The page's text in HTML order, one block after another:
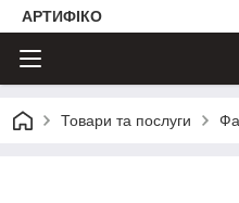
АРТИФІКО
Товари та послуги